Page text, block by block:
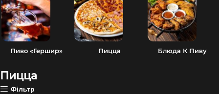
Пиво «Гершир» Пицца Блюда К Пиву
Пицца
Фільтр